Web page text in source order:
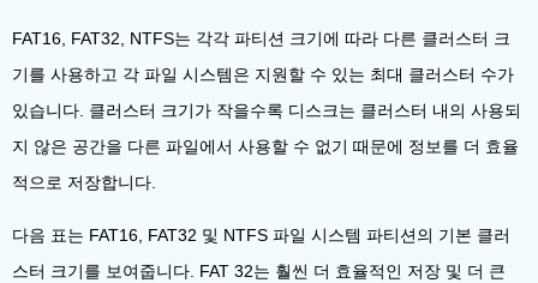
FAT16, FAT32, NTFS는 각각 파티션 크기에 따라 다른 클러스터 크
기를 사용하고 각 파일 시스템은 지원할 수 있는 최대 클러스터 수가
있습니다. 클러스터 크기가 작을수록 디스크는 클러스터 내의 사용되
지 않은 공간을 다른 파일에서 사용할 수 없기 때문에 정보를 더 효율
적으로 저장합니다.
다음 표는 FAT16, FAT32 및 NTFS 파일 시스템 파티션의 기본 클러
스터 크기를 보여줍니다. FAT 32는 훨씬 더 효율적인 저장 및 더 큰